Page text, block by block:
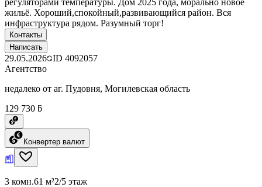
регуляторами температуры. Дом 2025 года, морально новое
жильё. Хороший,спокойный,развивающийся район. Вся
инфраструктура рядом. Разумный торг!
Контакты
Написать
29.05.2026 ID 4092057
Агентство
недалеко от аг. Пудовня, Могилевская область
129 730 ƃ
Конвертер валют
3 комн.61 м²2/5 этаж